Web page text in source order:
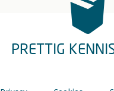
PRETTIG